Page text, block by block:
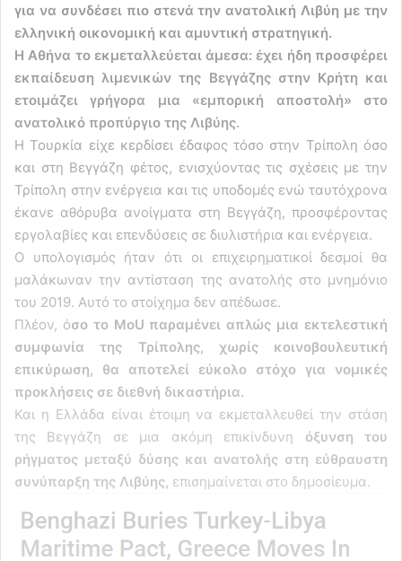
για να συνδέσει πιο στενά την ανατολική Λιβύη με την
ελληνική οικονομική και αμυντική στρατηγική.
Η Αθήνα το εκμεταλλεύεται άμεσα: έχει ήδη προσφέρει
εκπαίδευση λιμενικών της Βεγγάζης στην Κρήτη και
ετοιμάζει γρήγορα μια «εμπορική αποστολή» στο
ανατολικό προπύργιο της Λιβύης.
Η Τουρκία είχε κερδίσει έδαφος τόσο στην Τρίπολη όσο
και στη Βεγγάζη φέτος, ενισχύοντας τις σχέσεις με την
Τρίπολη στην ενέργεια και τις υποδομές ενώ ταυτόχρονα
έκανε αθόρυβα ανοίγματα στη Βεγγάζη, προσφέροντας
εργολαβίες και επενδύσεις σε διυλιστήρια και ενέργεια.
Ο υπολογισμός ήταν ότι οι επιχειρηματικοί δεσμοί θα
μαλάκωναν την αντίσταση της ανατολής στο μνημόνιο
του 2019. Αυτό το στοίχημα δεν απέδωσε.
Πλέον, όσο το MoU παραμένει απλώς μια εκτελεστική
συμφωνία της Τρίπολης, χωρίς κοινοβουλευτική
επικύρωση, θα αποτελεί εύκολο στόχο για νομικές
προκλήσεις σε διεθνή δικαστήρια.
Και η Ελλάδα είναι έτοιμη να εκμεταλλευθεί την στάση
της Βεγγάζη σε μια ακόμη επικίνδυνη όξυνση του
ρήγματος μεταξύ δύσης και ανατολής στη εύθραυστη
συνύπαρξη της Λιβύης, επισημαίνεται στο δημοσίευμα.